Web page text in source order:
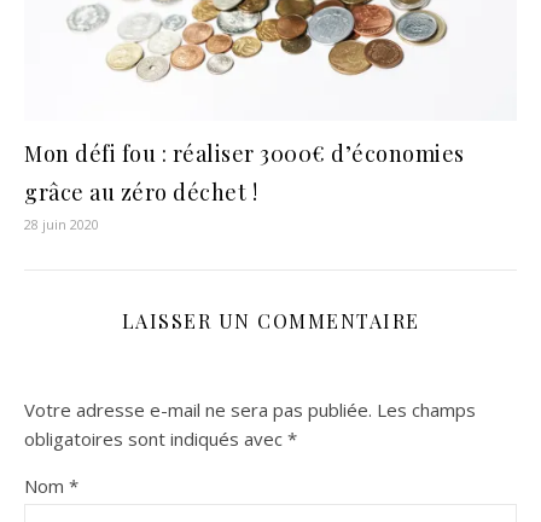
Mon défi fou : réaliser 3000€ d’économies
grâce au zéro déchet !
28 juin 2020
LAISSER UN COMMENTAIRE
Votre adresse e-mail ne sera pas publiée. Les champs
obligatoires sont indiqués avec *
Nom *